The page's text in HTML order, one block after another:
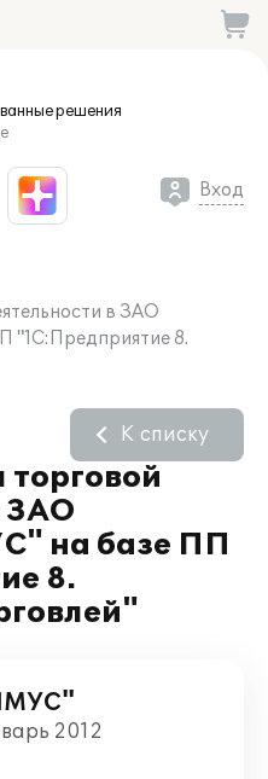
решения
Вход
в ЗАО
8.
ЗАО
на базе ПП
8.
К списку
2012